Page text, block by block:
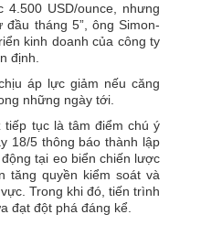
USD/ounce, nhưng
tháng 5”, ông Simon-
kinh doanh của công ty
định.
áp lực giảm nếu căng
những ngày tới.
tiếp tục là tâm điểm chú ý
18/5 thông báo thành lập
tại eo biển chiến lược
tăng quyền kiểm soát và
Trong khi đó, tiến trình
đạt đột phá đáng kể.